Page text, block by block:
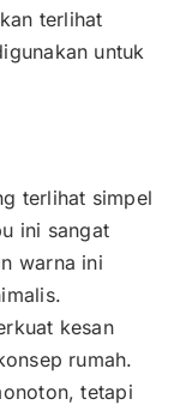
terlihat
untuk
terlihat simpel
ini sangat
warna ini
kesan
rumah.
tetapi